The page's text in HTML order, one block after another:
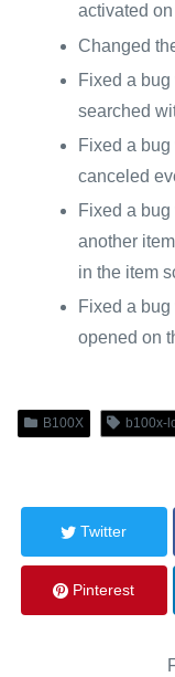
activated
Changed
Fixed a
searched
Fixed a
canceled
Fixed a
another
in the item
Fixed a
opened on
B100X b100x-
Twitter
Pinterest